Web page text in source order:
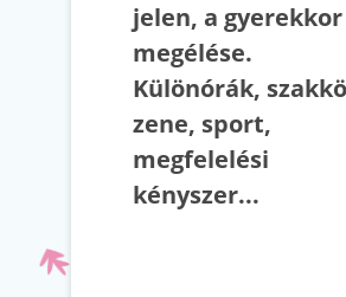
jelen, a gyerekkor
megélése.
Különórák,
zene, sport,
megfelelési
kényszer...